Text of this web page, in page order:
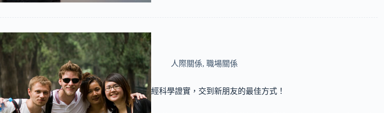
人際關係, 職場關係
經科學證實，交到新朋友的最佳方式！